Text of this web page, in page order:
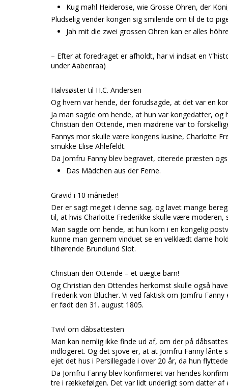
Kug mahl Heiderose, wie Grosse Ohren, der
Pludselig vender kongen sig smilende om til de to
Jah mit die zwei grossen Ohren kan er alles
– Efter at foredraget er afholdt, har vi indsat en
under Aabenraa)
Halvsøster til H.C. Andersen
Og hvem var hende, der forudsagde, at det var en
Ja man sagde om hende, at hun var kongedatter, og
Christian den Ottende, men mødrene var to
Fannys mor skulle være kongens kusine, Charlotte
smukke Elise Ahlefeldt.
Da Jomfru Fanny blev begravet, citerede præsten
Das Mädchen aus der Ferne.
Gravid i 10 måneder!
Der er sagt meget i denne sag, og lavet mange
til, at hvis Charlotte Frederikke skulle være
Man sagde om hende, at hun kom i en kongelig
kunne man gennem vinduet se en velklædt dame
tilhørende Brundlund Slot.
Christian den Ottende – et uægte barn!
Og Christian den Ottendes herkomst skulle også
Frederik von Blücher. Vi ved faktisk om Jomfru
er født den 31. august 1805.
Tvivl om dåbsattesten
Man kan nemlig ikke finde ud af, om der på
indlogeret. Og det sjove er, at at Jomfru Fanny lånte
ejet det hus i Persillegade i over 20 år, da hun
Da Jomfru Fanny blev konfirmeret var hendes
tre i rækkefølgen. Det var lidt underligt som datter af